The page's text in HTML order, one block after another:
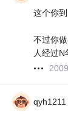
这个你
不过你
人经过N
qyh1211